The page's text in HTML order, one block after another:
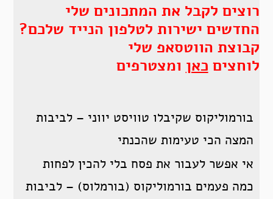
רוצים לקבל את המתכונים שלי
החדשים ישירות לטלפון הנייד שלכם?
קבוצת הווטסאפ שלי
לוחצים כאן ומצטרפים
בורמוליקוס שקיבלו טוויסט יווני – לביבות
המצה הכי טעימות שהכנתי
אי אפשר לעבור את פסח בלי להכין לפחות
כמה פעמים בורמוליקוס (בורמלוס) – לביבות